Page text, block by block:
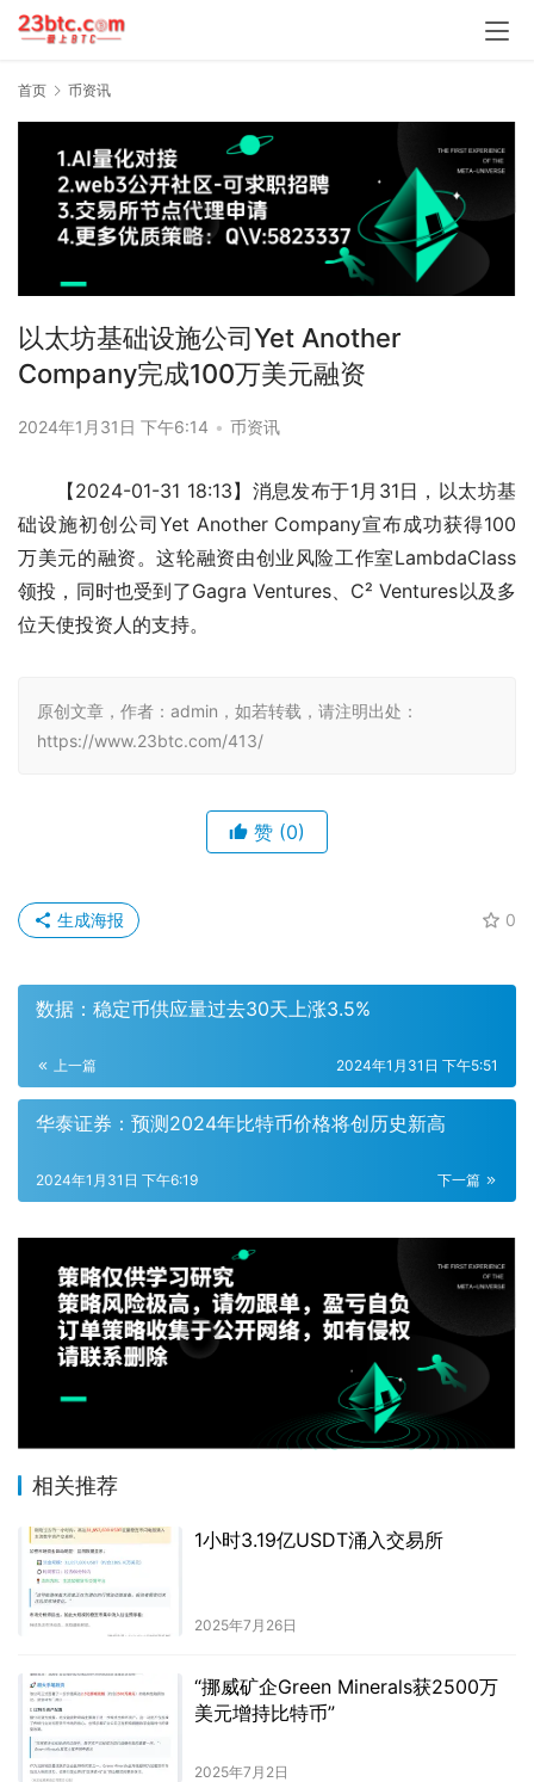
首页 币资讯
以太坊基础设施公司Yet Another
Company完成100万美元融资
2024年1月31日 下午6:14 • 币资讯
【2024-01-31 18:13】消息发布于1月31日，以太坊基
础设施初创公司Yet Another Company宣布成功获得100
万美元的融资。这轮融资由创业风险工作室LambdaClass
领投，同时也受到了Gagra Ventures、C² Ventures以及多
位天使投资人的支持。
原创文章，作者：admin，如若转载，请注明出处：
https://www.23btc.com/413/
赞 (0)
0
生成海报
数据：稳定币供应量过去30天上涨3.5%
上一篇 2024年1月31日 下午5:51
华泰证券：预测2024年比特币价格将创历史新高
下一篇
2024年1月31日 下午6:19
相关推荐
1小时3.19亿USDT涌入交易所
2025年7月26日
“挪威矿企Green Minerals获2500万
美元增持比特币”
2025年7月2日